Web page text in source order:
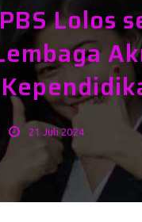
Lolos
21 Juli 2024